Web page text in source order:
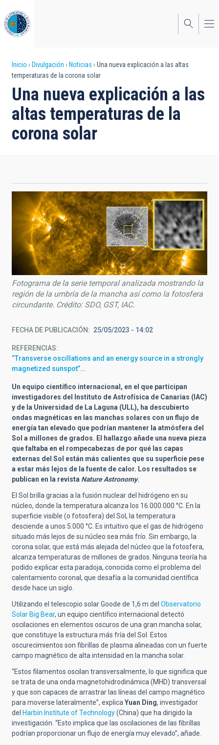
al
contenido
principal
Sobrescribir
enlaces
de
ayuda
a
Inicio Divulgación Noticias
Una nueva explicación a las altas
temperaturas de la corona solar
Una nueva explicación a las
altas temperaturas de la
corona solar
Fotograma de la serie temporal analizada mostrando la
región de la umbría de la mancha así como la fotosfera
circundante. Crédito: SDO, GST, IAC.
FECHA DE PUBLICACIÓN 25/05/2023 - 14:02
REFERENCIAS
“Transverse oscillations and an energy source in a strongly
magnetized sunspot”…
Un equipo científico internacional, en el que participan
investigadores del Instituto de Astrofísica de Canarias (IAC)
y de la Universidad de La Laguna (ULL), ha descubierto
ondas magnéticas en las manchas solares con un flujo de
energía tan elevado que podrían mantener la atmósfera del
Sol a millones de grados. El hallazgo añade una nueva pieza
que faltaba en el rompecabezas de por qué las capas
externas del Sol están más calientes que su superficie pese
a estar más lejos de la fuente de calor. Los resultados se
publican en la revista Nature Astronomy.
El Sol brilla gracias a la fusión nuclear del hidrógeno en su
núcleo, donde la temperatura alcanza los 16.000.000 °C . En la
superficie visible (o fotosfera) del Sol, la temperatura
desciende a unos 5.000 °C . Es intuitivo que el gas de hidrógeno
situado más lejos de su núcleo sea más frío. Sin embargo, la
corona solar, que está más alejada del núcleo que la fotosfera,
alcanza temperaturas de millones de grados. Ninguna teoría ha
podido explicar esta paradoja, conocida como el problema del
calentamiento coronal, que desafía a la comunidad científica
desde hace un siglo.
Utilizando el telescopio solar Goode de 1,6 m del Observatorio
Solar Big Bear, un equipo científico internacional detectó
oscilaciones en elementos oscuros de una gran mancha solar,
que constituye la estructura más fría del Sol. Estos
oscurecimientos son fibrillas de plasma alineadas con un fuerte
campo magnético de alta intensidad en la mancha solar.
“Estos filamentos oscilan transversalmente, lo que significa que
se trata de una onda magnetohidrodinámica (MHD) transversal
y que son capaces de arrastrar las líneas del campo magnético
para moverse lateralmente”, explica Yuan Ding, investigador
del Harbin Institute of Technology(China) que ha dirigido la
investigación. “Esto implica que las oscilaciones de las fibrillas
podrían proporcionar un flujo de energía muy elevado”, añade.